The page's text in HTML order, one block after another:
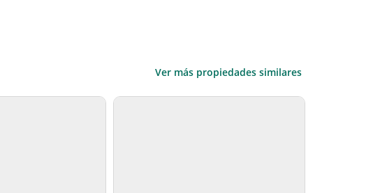
Ver más propiedades similares